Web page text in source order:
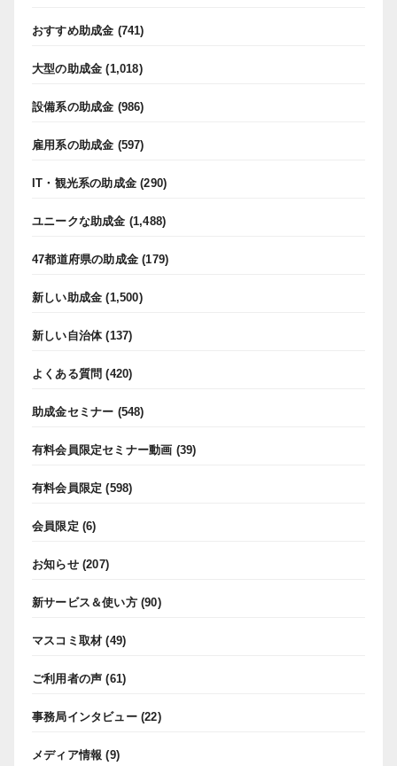
おすすめ助成金 (741)
大型の助成金 (1,018)
設備系の助成金 (986)
雇用系の助成金 (597)
IT・観光系の助成金 (290)
ユニークな助成金 (1,488)
47都道府県の助成金 (179)
新しい助成金 (1,500)
新しい自治体(137)
よくある質問 (420)
助成金セミナー (548)
有料会員限定セミナー動画 (39)
有料会員限定 (598)
会員限定 (6)
お知らせ(207)
新サービス＆使い方(90)
マスコミ取材 (49)
ご利用者の声 (61)
事務局インタビュー(22)
メディア情報 (9)